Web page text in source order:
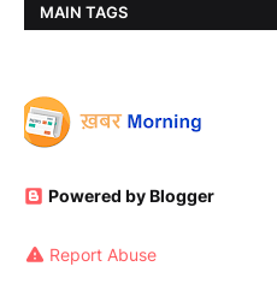
MAIN TAGS
Powered by Blogger
Report Abuse